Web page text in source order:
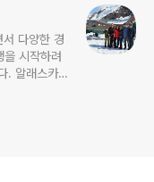
다양한 경
시작하려
. 알래스카